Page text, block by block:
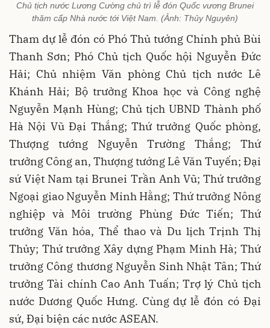
Chủ tịch nước Lương Cường chủ trì lễ đón Quốc vương Brunei
thăm cấp Nhà nước tới Việt Nam. (Ảnh: Thủy Nguyên)
Tham dự lễ đón có Phó Thủ tướng Chính phủ Bùi
Thanh Sơn; Phó Chủ tịch Quốc hội Nguyễn Đức
Hải; Chủ nhiệm Văn phòng Chủ tịch nước Lê
Khánh Hải; Bộ trưởng Khoa học và Công nghệ
Nguyễn Mạnh Hùng; Chủ tịch UBND Thành phố
Hà Nội Vũ Đại Thắng; Thứ trưởng Quốc phòng,
Thượng tướng Nguyễn Trường Thắng; Thứ
trưởng Công an, Thượng tướng Lê Văn Tuyến; Đại
sứ Việt Nam tại Brunei Trần Anh Vũ; Thứ trưởng
Ngoại giao Nguyễn Minh Hằng; Thứ trưởng Nông
nghiệp và Môi trường Phùng Đức Tiến; Thứ
trưởng Văn hóa, Thể thao và Du lịch Trịnh Thị
Thủy; Thứ trưởng Xây dựng Phạm Minh Hà; Thứ
trưởng Công thương Nguyễn Sinh Nhật Tân; Thứ
trưởng Tài chính Cao Anh Tuấn; Trợ lý Chủ tịch
nước Dương Quốc Hưng. Cùng dự lễ đón có Đại
sứ, Đại biện các nước ASEAN.